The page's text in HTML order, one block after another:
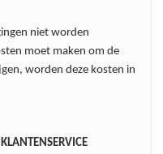
niet worden
moet maken om de
worden deze kosten in